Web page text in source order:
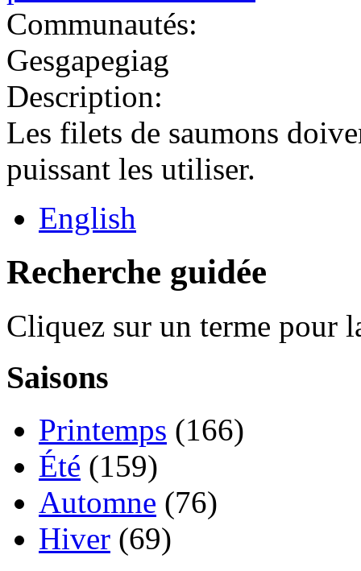
Communautés:
Gesgapegiag
Description:
Les filets de saumons
puissant les utiliser.
English
Recherche guidée
Cliquez sur un terme pour
Saisons
Printemps (166)
Été (159)
Automne (76)
Hiver (69)